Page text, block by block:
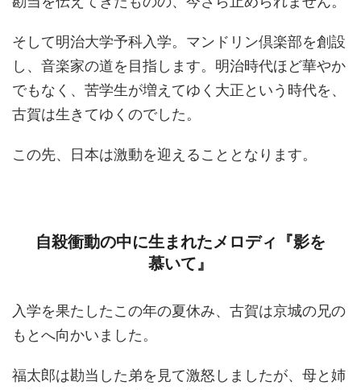
そして明治大学予科入学。マンドリン倶楽部を創設
し、音楽家の道を目指します。明治時代ほど華やか
でもなく、苦学生が増えてゆく大正という時代を、
古賀は生きてゆくのでした。
この先、日本は激動を迎えることとなります。
自殺衝動の中に生まれたメロディ『影を
慕いて』
入学を果たしたこの年の夏休み、古賀は京城の兄の
もとへ向かいました。
福太郎は勘当した弟を見て激怒しましたが、母と姉